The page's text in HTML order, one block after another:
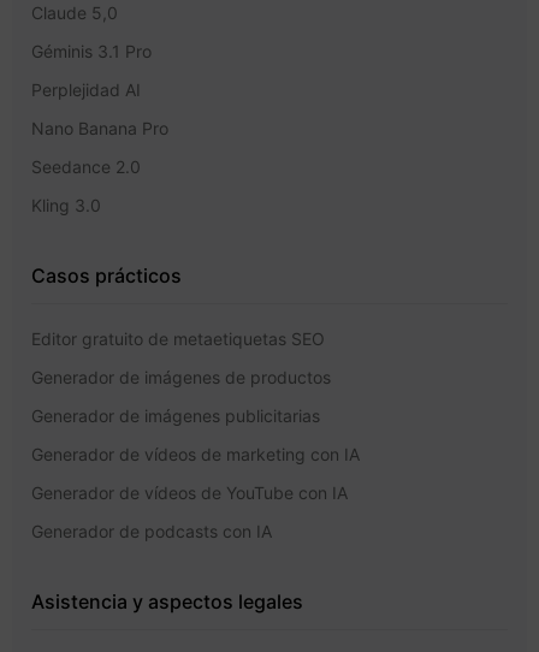
Claude 5,0
Géminis 3.1 Pro
Perplejidad AI
Nano Banana Pro
Seedance 2.0
Kling 3.0
Casos prácticos
Editor gratuito de metaetiquetas SEO
Generador de imágenes de productos
Generador de imágenes publicitarias
Generador de vídeos de marketing con IA
Generador de vídeos de YouTube con IA
Generador de podcasts con IA
Asistencia y aspectos legales